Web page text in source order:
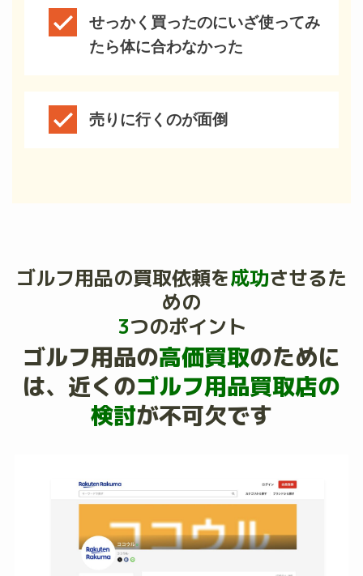
せっかく買ったのにいざ使ってみ
たら体に合わなかった
売りに行くのが面倒
ゴルフ用品の買取依頼を成功させるた
めの
3つのポイント
ゴルフ用品の高価買取のために
は、 近くのゴルフ用品買取店の
検討が不可欠です